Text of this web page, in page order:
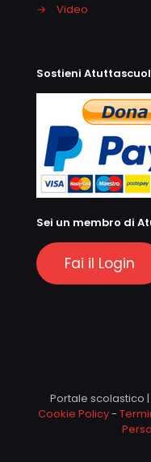
→
Video
Sostieni
Sei un membro di
Fai il Login
Portale scolastico
Cookie Policy-